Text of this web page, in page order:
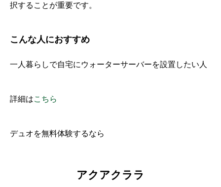
択することが重要です。
こんな人におすすめ
一人暮らしで自宅にウォーターサーバーを設置したい人
詳細はこちら
デュオを無料体験するなら
アクアクララ